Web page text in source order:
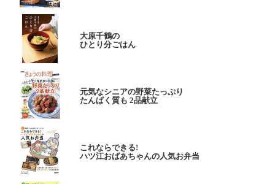
大原千鶴の
ひとり分ごはん
元気なシニアの野菜たっぷり
たんぱく質も 2品献立
これならできる!
ハツ江おばあちゃんの人気お弁当